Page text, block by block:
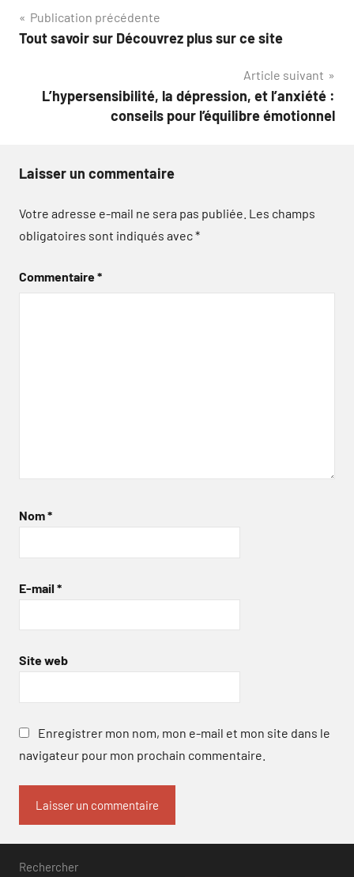
Navigation
de
Publication précédente
Tout savoir sur Découvrez plus sur ce site
Article suivant
L’hypersensibilité, la dépression, et l’anxiété :
conseils pour l’équilibre émotionnel
Laisser un commentaire
Votre adresse e-mail ne sera pas publiée. Les champs
obligatoires sont indiqués avec*
Commentaire*
Nom*
E-mail *
Site web
Enregistrer mon nom, mon e-mail et mon site dans le
navigateur pour mon prochain commentaire.
Rechercher